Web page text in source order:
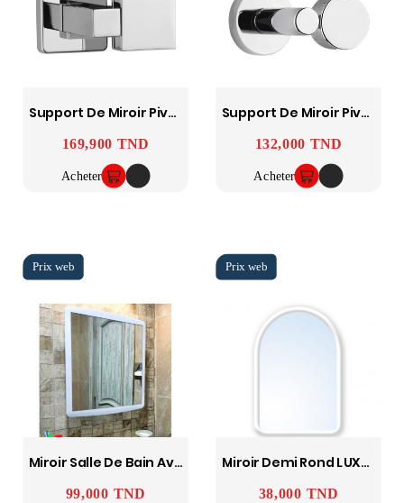
Support De Miroir Pivotant Carré Ward SOPAL
Prix
169,900 TND
Acheter
Support De Miroir Pivotant Rond Yasmine SOPAL
Prix
132,000 TND
Acheter
Miroir Salle De Bain Avec Rangement LUXPLAST
Prix
99,000 TND
Miroir Demi Rond LUXPLAST
Prix
38,000 TND